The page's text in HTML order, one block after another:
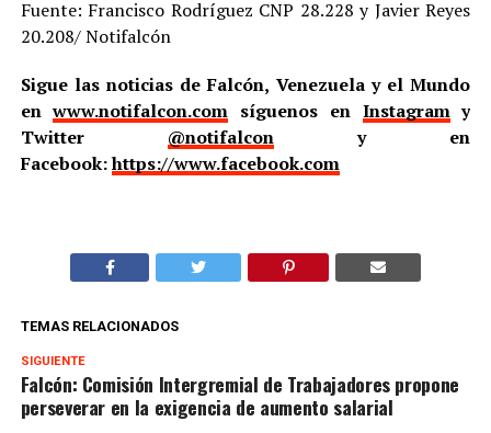
Fuente: Francisco Rodríguez CNP 28.228 y Javier Reyes
20.208/ Notifalcón
Sigue las noticias de Falcón, Venezuela y el Mundo
enwww.notifalcon.com síguenos en Instagramy
Twitter @notifalcony en
Facebook:https://www.facebook.com
TEMAS RELACIONADOS
SIGUIENTE
Falcón: Comisión Intergremial de Trabajadores propone
perseverar en la exigencia de aumento salarial